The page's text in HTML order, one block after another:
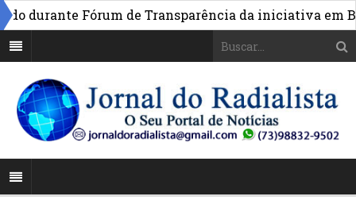
Fórum de Transparência da iniciativa em Brasília